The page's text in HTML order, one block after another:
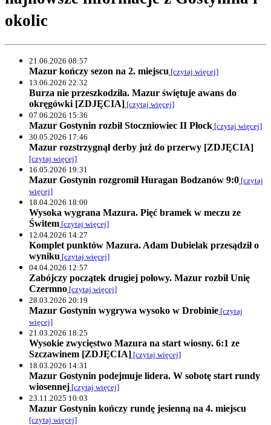
okolic
21.06.2026 08:57
Mazur kończy sezon na 2. miejscu [czytaj więcej]
13.06.2026 22:32
Burza nie przeszkodziła. Mazur świętuje awans do
okręgówki [ZDJĘCIA] [czytaj więcej]
07.06.2026 15:36
Mazur Gostynin rozbił Stoczniowiec II Płock [czytaj więcej]
30.05.2026 17:46
Mazur rozstrzygnął derby już do przerwy [ZDJĘCIA]
[czytaj więcej]
16.05.2026 19:31
Mazur Gostynin rozgromił Huragan Bodzanów 9:0 [czytaj
więcej]
18.04.2026 18:00
Wysoka wygrana Mazura. Pięć bramek w meczu ze
Świtem [czytaj więcej]
12.04.2026 14:27
Komplet punktów Mazura. Adam Dubielak przesądził o
wyniku [czytaj więcej]
04.04.2026 12:57
Zabójczy początek drugiej połowy. Mazur rozbił Unię
Czermno [czytaj więcej]
28.03.2026 20:19
Mazur Gostynin wygrywa wysoko w Drobinie [czytaj
więcej]
21.03.2026 18:25
Wysokie zwycięstwo Mazura na start wiosny. 6:1 ze
Szczawinem [ZDJĘCIA] [czytaj więcej]
18.03.2026 14:31
Mazur Gostynin podejmuje lidera. W sobotę start rundy
wiosennej [czytaj więcej]
23.11.2025 10:03
Mazur Gostynin kończy rundę jesienną na 4. miejscu
[czytaj więcej]